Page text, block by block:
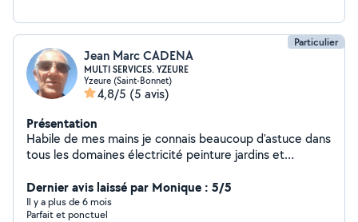
Particulier
Jean Marc CADENA
MULTI SERVICES. YZEURE
Yzeure (Saint-Bonnet)
4,8/5 (5 avis)
Présentation
Habile de mes mains je connais beaucoup d'astuce dans
tous les domaines électricité peinture jardins et
Dernier avis laissé par Monique : 5/5
Il y a plus de 6 mois
Parfait et ponctuel